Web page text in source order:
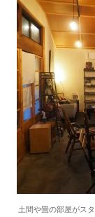
土間や畳の部屋がス